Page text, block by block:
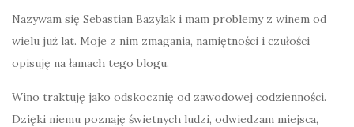
Nazywam się Sebastian Bazylak i mam problemy z winem od
wielu już lat. Moje z nim zmagania, namiętności i czułości
opisuję na łamach tego blogu.
Wino traktuję jako odskocznię od zawodowej codzienności.
Dzięki niemu poznaję świetnych ludzi, odwiedzam miejsca,